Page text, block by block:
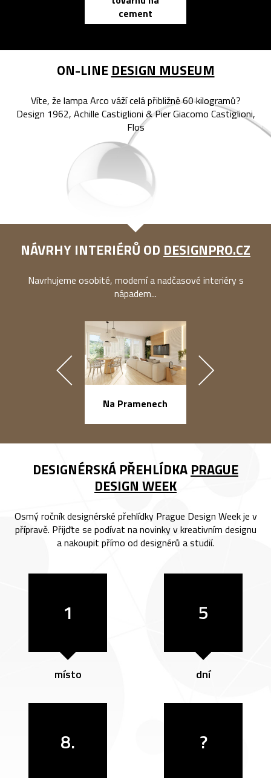
cement
ON-LINE DESIGN MUSEUM
Víte, že lampa Arco váží celá přibližně 60 kilogramů?
Design 1962, Achille Castiglioni & Pier Giacomo Castiglioni,
Flos
NÁVRHY INTERIÉRŮ OD DESIGNPRO.CZ
Navrhujeme osobité, moderní a nadčasové interiéry s
nápadem...
Na Pramenech
DESIGNÉRSKÁ PŘEHLÍDKA PRAGUE
DESIGN WEEK
Osmý ročník designérské přehlídky Prague Design Week je v
přípravě. Přijďte se podívat na novinky v kreativním designu
a nakoupit přímo od designérů a studií.
1
místo
5
dní
8. ?